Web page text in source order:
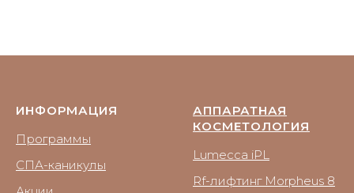
ИНФОРМАЦИЯ
Программы
СПА-каникулы
АППАРАТНАЯ
КОСМЕТОЛОГИЯ
Lumecca iPL
Rf-лифтинг Morpheus 8